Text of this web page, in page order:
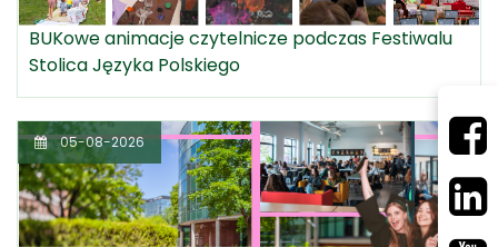
BUKowe animacje czytelnicze podczas Festiwalu
Stolica Języka Polskiego
05-08-2026